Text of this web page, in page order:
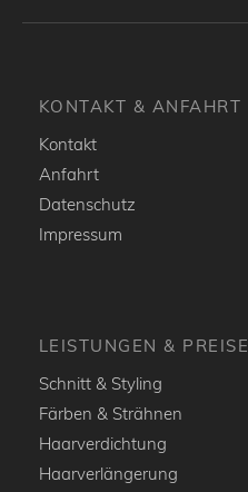
KONTAKT & ANFAHRT
Kontakt
Anfahrt
Datenschutz
Impressum
LEISTUNGEN & PREISE
Schnitt & Styling
Färben & Strähnen
Haarverdichtung
Haarverlängerung